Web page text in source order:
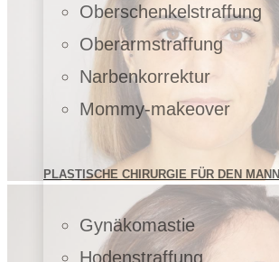
Oberschenkelstraffung
Oberarmstraffung
Narbenkorrektur
Mommy-makeover
PLASTISCHE CHIRURGIE FÜR DEN MANN
Gynäkomastie
Hodenstraffung